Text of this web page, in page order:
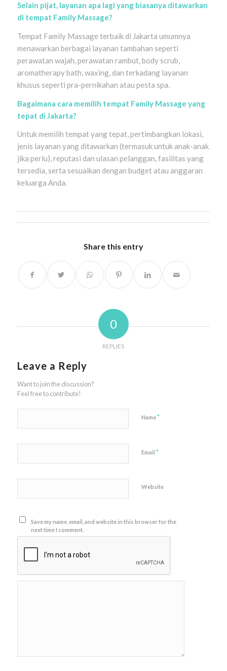
Selain pijat, layanan apa lagi yang biasanya ditawarkan
di tempat Family Massage?
Tempat Family Massage terbaik di Jakarta umumnya
menawarkan berbagai layanan tambahan seperti
perawatan wajah, perawatan rambut, body scrub,
aromatherapy bath, waxing, dan terkadang layanan
khusus seperti pra-pernikahan atau pesta spa.
Bagaimana cara memilih tempat Family Massage yang
tepat di Jakarta?
Untuk memilih tempat yang tepat, pertimbangkan lokasi,
jenis layanan yang ditawarkan (termasuk untuk anak-anak
jika perlu), reputasi dan ulasan pelanggan, fasilitas yang
tersedia, serta sesuaikan dengan budget atau anggaran
keluarga Anda.
Share this entry
0
REPLIES
Leave a Reply
Want to join the discussion?
Feel free to contribute!
Name*
Email *
Website
Save my name, email, and website in this browser for the
next time I comment.